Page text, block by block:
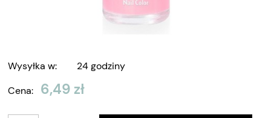
Wysyłka w:
24 godziny
Cena:
6,49 zł